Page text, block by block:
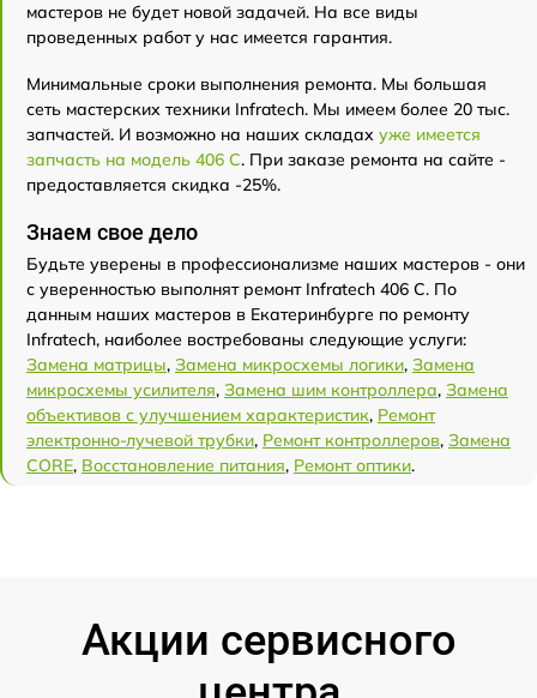
мастеров не будет новой задачей. На все виды
проведенных работ у нас имеется гарантия.
Минимальные сроки выполнения ремонта. Мы большая
сеть мастерских техники Infratech. Мы имеем более 20 тыс.
запчастей. И возможно на наших складах уже имеется
запчасть на модель 406 С. При заказе ремонта на сайте -
предоставляется скидка -25%.
Знаем свое дело
Будьте уверены в профессионализме наших мастеров - они
с уверенностью выполнят ремонт Infratech 406 С. По
данным наших мастеров в Екатеринбурге по ремонту
Infratech, наиболее востребованы следующие услуги:
Замена матрицы, Замена микросхемы логики, Замена
микросхемы усилителя, Замена шим контроллера, Замена
объективов с улучшением характеристик, Ремонт
электронно-лучевой трубки, Ремонт контроллеров, Замена
CORE, Восстановление питания, Ремонт оптики.
Акции сервисного